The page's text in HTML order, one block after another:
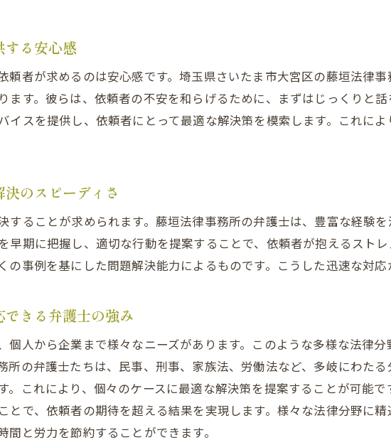
安心して任せられるサポート体制の構築
緊急時に頼れる弁護士のバックアップ体制
する安心感
頼者が求めるのは安心感です。埼玉県さいたま市大宮区の藤垣法律
ます。彼らは、依頼者の不安を和らげるために、まずはじっくりと
イスを提供し、依頼者にとって最適な解決策を模索します。これに
のスピーディさ
することが求められます。藤垣法律事務所の弁護士は、豊富な経験
早期に把握し、適切な行動を提案することで、依頼者が抱えるスト
の事例を基にした問題解決能力によるものです。こうした迅速な対
きる弁護士の強み
個人から企業まで様々なニーズがあります。このような多様な法律
所の弁護士たちは、民事、刑事、家族法、労働法など、多岐にわた
。これにより、個々のケースに最適な解決策を提案することが可能
とで、依頼者の期待を超える結果を実現します。様々な法律分野に
間と労力を節約することができます。